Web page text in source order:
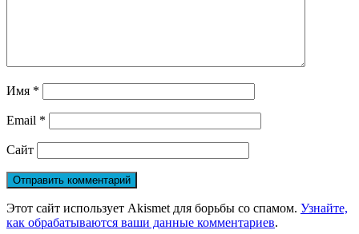
Имя *
Email *
Сайт
Этот сайт использует Akismet для борьбы со спамом. Узнайте,
как обрабатываются ваши данные комментариев.